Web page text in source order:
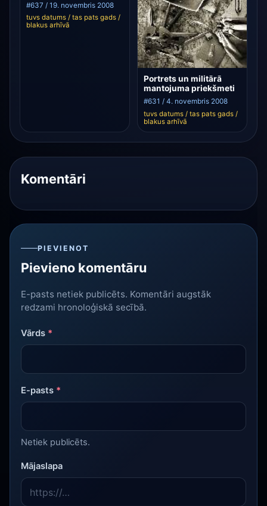
#637 / 19. novembris 2008
tuvs datums / tas pats gads /
blakus arhīvā
Portrets un militārā
mantojuma priekšmeti
#631 / 4. novembris 2008
tuvs datums / tas pats gads /
blakus arhīvā
Komentāri
PIEVIENOT
Pievieno komentāru
E-pasts netiek publicēts. Komentāri augstāk
redzami hronoloģiskā secībā.
Vārds *
E-pasts *
Netiek publicēts.
Mājaslapa